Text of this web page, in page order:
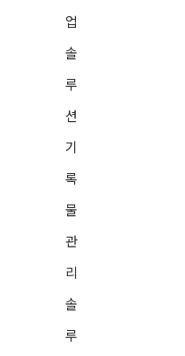
업
솔
루
션
기
록
물
관
리
솔
루
Web을 통한
링 제공
표준화된
Dll) 제공
구축사례
컨텐츠아카
하는
제이씨원과
대법원